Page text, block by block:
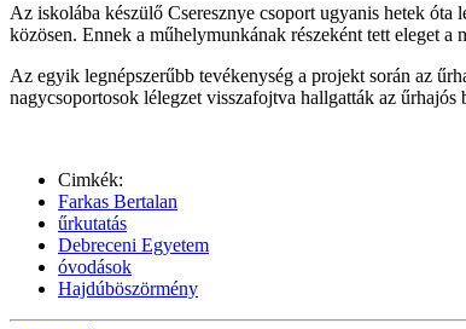
Az iskolába készülő Cseresznye csoport ugyanis hetek
közösen. Ennek a műhelymunkának részeként tett eleget
Az egyik legnépszerűbb tevékenység a projekt során az
nagycsoportosok lélegzet visszafojtva hallgatták az űrhajós
Cimkék:
Farkas Bertalan
űrkutatás
Debreceni Egyetem
óvodások
Hajdúböszörmény